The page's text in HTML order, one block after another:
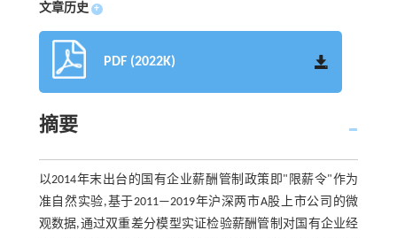
文章历史 +
PDF (2022K)
摘要
以2014年末出台的国有企业薪酬管制政策即"限薪令"作为
准自然实验,基于2011—2019年沪深两市A股上市公司的微
观数据,通过双重差分模型实证检验薪酬管制对国有企业经